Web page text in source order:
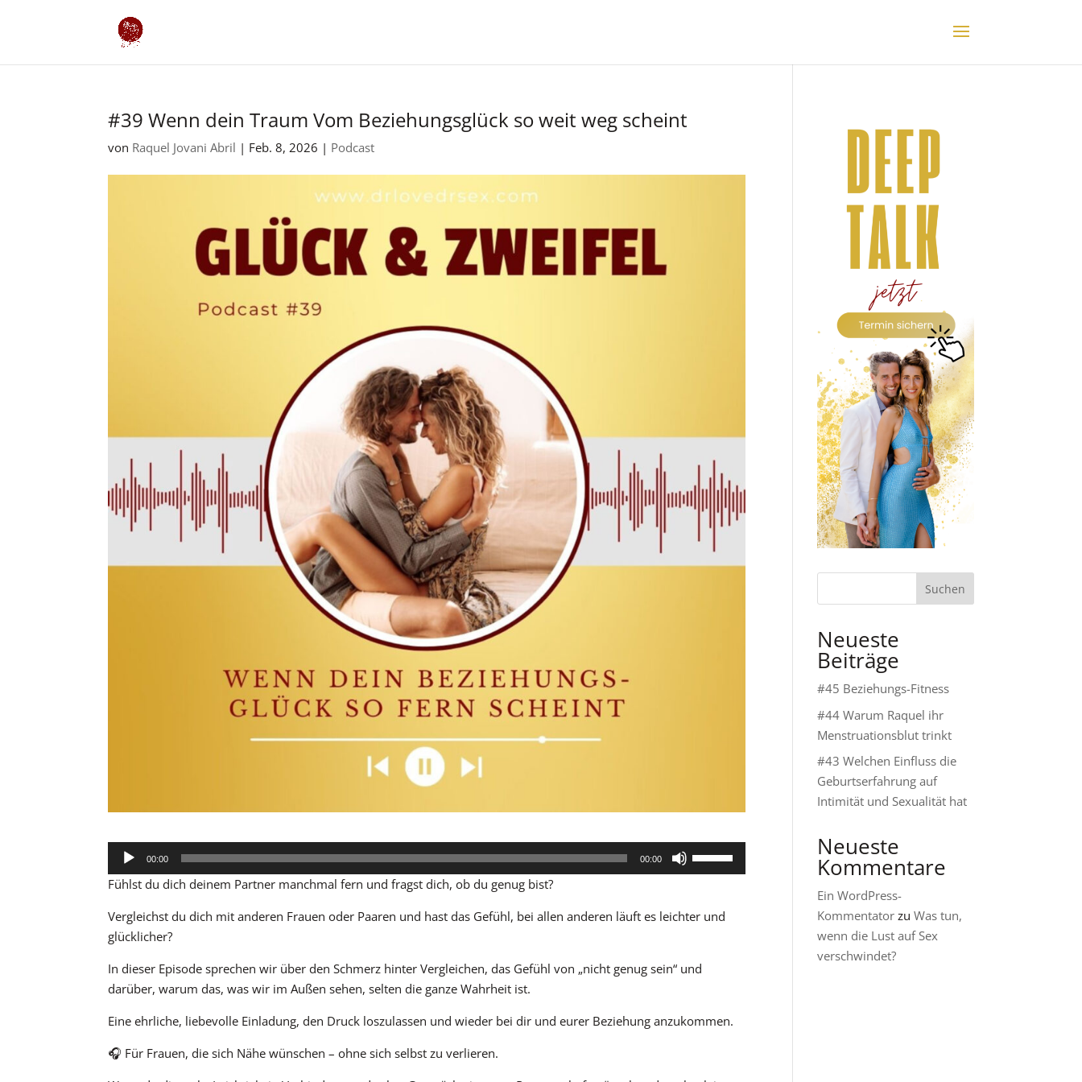
#39 Wenn dein Traum Vom Beziehungsglück so weit weg scheint
von Raquel Jovani Abril | Feb. 8, 2026 | Podcast
Audio-
Player
00:00 00:00
Hoch/Runter
um
zu
Fühlst du dich deinem Partner manchmal fern und fragst dich, ob du genug bist?
Vergleichst du dich mit anderen Frauen oder Paaren und hast das Gefühl, bei allen anderen läuft es leichter und
glücklicher?
In dieser Episode sprechen wir über den Schmerz hinter Vergleichen, das Gefühl von „nicht genug sein“ und
darüber, warum das, was wir im Außen sehen, selten die ganze Wahrheit ist.
Eine ehrliche, liebevolle Einladung, den Druck loszulassen und wieder bei dir und eurer Beziehung anzukommen.
🎧 Für Frauen, die sich Nähe wünschen – ohne sich selbst zu verlieren.
Suchen
Neueste
Beiträge
#45 Beziehungs-Fitness
#44 Warum Raquel ihr
Menstruationsblut trinkt
#43 Welchen Einfluss die
Geburtserfahrung auf
Intimität und Sexualität hat
Neueste
Kommentare
Ein WordPress-
Kommentator zuWas tun,
wenn die Lust auf Sex
verschwindet?